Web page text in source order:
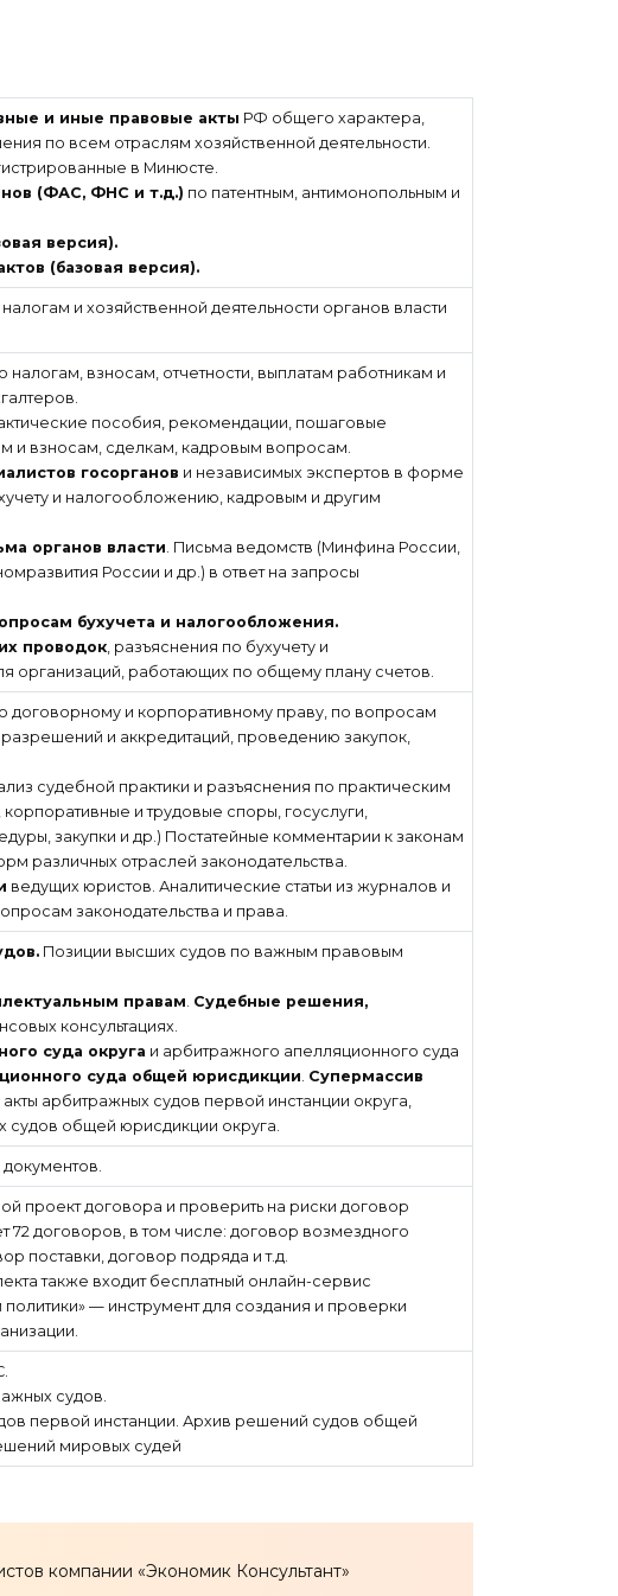
и иные правовые акты РФ общего характера,
по всем отраслям хозяйственной деятельности.
в Минюсте.
(ФАС, ФНС и т.д.) по патентным, антимонопольным и
версия).
(базовая версия).
и хозяйственной деятельности органов власти
налогам, взносам, отчетности, выплатам работникам и
пособия, рекомендации, пошаговые
и взносам, сделкам, кадровым вопросам.
госорганов и независимых экспертов в форме
и налогообложению, кадровым и другим
органов власти . Письма ведомств (Минфина России,
России и др.) в ответ на запросы
бухучета и налогообложения.
проводок , разъяснения по бухучету и
организаций, работающих по общему плану счетов.
договорному и корпоративному праву, по вопросам
и аккредитаций, проведению закупок,
судебной практики и разъяснения по практическим
и трудовые споры, госуслуги,
закупки и др.) Постатейные комментарии к законам
различных отраслей законодательства.
ведущих юристов. Аналитические статьи из журналов и
законодательства и права.
Позиции высших судов по важным правовым
правам Судебные решения,
консультациях.
суда округа и арбитражного апелляционного суда
суда общей юрисдикции Супермассив
акты арбитражных судов первой инстанции округа,
судов общей юрисдикции округа.
проект договора и проверить на риски договор
72 договоров, в том числе: договор возмездного
поставки, договор подряда и т.д.
также входит бесплатный онлайн-сервис
политики» — инструмент для создания и проверки
судов.
первой инстанции. Архив решений судов общей
мировых судей
компании «Экономик Консультант»